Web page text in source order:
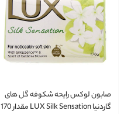
صابون لوکس رایحه شکوفه گل های
گاردنیا LUX Silk Sensation مقدار 170